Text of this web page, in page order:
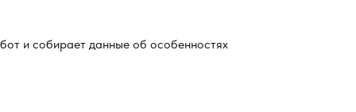
и собирает данные об особенностях